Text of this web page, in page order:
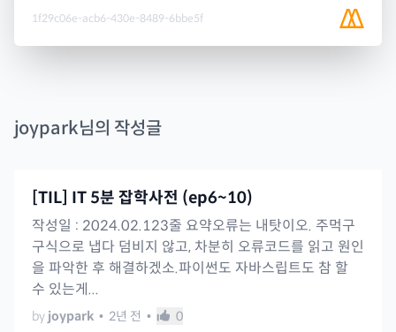
1f29c06e-acb6-430e-8489-6bbe5f
joypark님의 작성글
[TIL] IT 5분 잡학사전 (ep6~10)
작성일 : 2024.02.123줄 요약오류는 내탓이오. 주먹구
구식으로 냅다 덤비지 않고, 차분히 오류코드를 읽고 원인
을 파악한 후 해결하겠소.파이썬도 자바스립트도 참 할
수 있는게...
by joypark • 2년 전 • 0